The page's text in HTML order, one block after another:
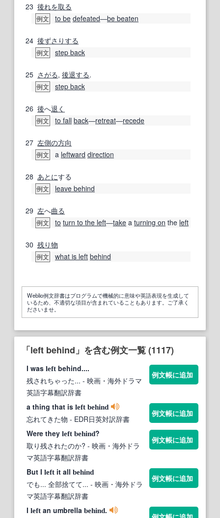
23 後れを取る
例文 to be defeated―be beaten
24 後ずさりする
例文 step back
25 さがる, 後退する.
例文 step back
26 後へ退く
例文 to fall back―retreat―recede
27 左側の方向
例文 a leftward direction
28 あとにする
例文 leave behind
29 左へ曲る
例文 to turn to the left―take a turning on the left
30 残り物
例文 what is left behind
Weblio例文辞書はプログラムで機械的に意味や英語表現を生成して
いるため、不適切な項目が含まれていることもあります。ご了承く
ださいませ。
「left behind」を含む例文一覧 (1117)
I was left behind....
残されちゃった... - 映画・海外ドラマ
英語字幕翻訳辞書
例文帳に追加
a thing that is left behind
忘れてきた物 - EDR日英対訳辞書
例文帳に追加
Were they left behind?
取り残されたのか? - 映画・海外ドラ
マ英語字幕翻訳辞書
例文帳に追加
But I left it all behind
でも... 全部捨てて... - 映画・海外ドラ
マ英語字幕翻訳辞書
例文帳に追加
I left an umbrella behind.